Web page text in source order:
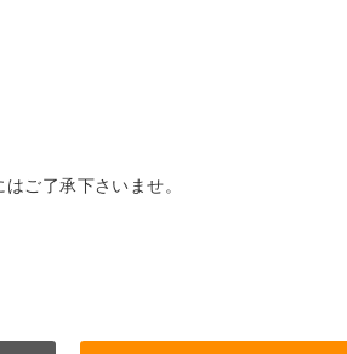
ご了承下さいませ。